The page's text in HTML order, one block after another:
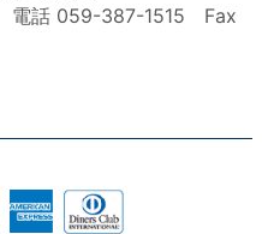
話 059-387-1515 Fax